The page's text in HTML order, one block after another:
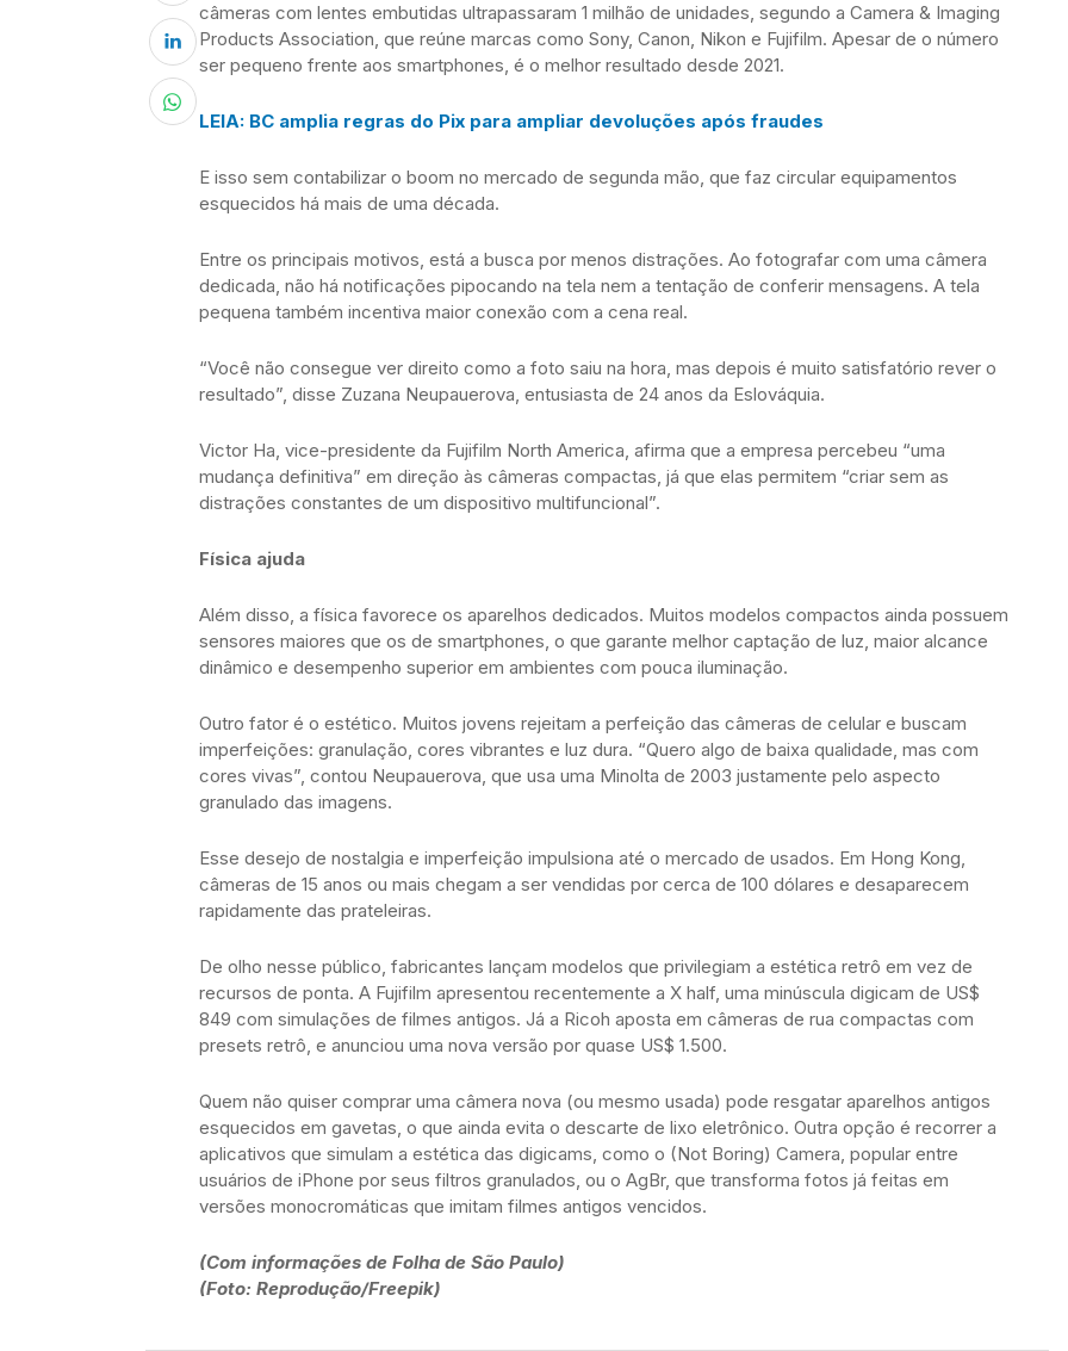
câmeras com lentes embutidas ultrapassaram 1 milhão de unidades, segundo a Camera & Imaging
Products Association, que reúne marcas como Sony, Canon, Nikon e Fujifilm. Apesar de o número
ser pequeno frente aos smartphones, é o melhor resultado desde 2021.
LEIA: BC amplia regras do Pix para ampliar devoluções após fraudes
E isso sem contabilizar o boom no mercado de segunda mão, que faz circular equipamentos
esquecidos há mais de uma década.
Entre os principais motivos, está a busca por menos distrações. Ao fotografar com uma câmera
dedicada, não há notificações pipocando na tela nem a tentação de conferir mensagens. A tela
pequena também incentiva maior conexão com a cena real.
“Você não consegue ver direito como a foto saiu na hora, mas depois é muito satisfatório rever o
resultado”, disse Zuzana Neupauerova, entusiasta de 24 anos da Eslováquia.
Victor Ha, vice-presidente da Fujifilm North America, afirma que a empresa percebeu “uma
mudança definitiva” em direção às câmeras compactas, já que elas permitem “criar sem as
distrações constantes de um dispositivo multifuncional”.
Física ajuda
Além disso, a física favorece os aparelhos dedicados. Muitos modelos compactos ainda possuem
sensores maiores que os de smartphones, o que garante melhor captação de luz, maior alcance
dinâmico e desempenho superior em ambientes com pouca iluminação.
Outro fator é o estético. Muitos jovens rejeitam a perfeição das câmeras de celular e buscam
imperfeições: granulação, cores vibrantes e luz dura. “Quero algo de baixa qualidade, mas com
cores vivas”, contou Neupauerova, que usa uma Minolta de 2003 justamente pelo aspecto
granulado das imagens.
Esse desejo de nostalgia e imperfeição impulsiona até o mercado de usados. Em Hong Kong,
câmeras de 15 anos ou mais chegam a ser vendidas por cerca de 100 dólares e desaparecem
rapidamente das prateleiras.
De olho nesse público, fabricantes lançam modelos que privilegiam a estética retrô em vez de
recursos de ponta. A Fujifilm apresentou recentemente a X half, uma minúscula digicam de US$
849 com simulações de filmes antigos. Já a Ricoh aposta em câmeras de rua compactas com
presets retrô, e anunciou uma nova versão por quase US$ 1.500.
Quem não quiser comprar uma câmera nova (ou mesmo usada) pode resgatar aparelhos antigos
esquecidos em gavetas, o que ainda evita o descarte de lixo eletrônico. Outra opção é recorrer a
aplicativos que simulam a estética das digicams, como o (Not Boring) Camera, popular entre
usuários de iPhone por seus filtros granulados, ou o AgBr, que transforma fotos já feitas em
versões monocromáticas que imitam filmes antigos vencidos.
(Com informações de Folha de São Paulo)
(Foto: Reprodução/Freepik)